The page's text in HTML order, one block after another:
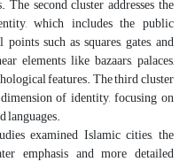
The second cluster addresses the
which includes the public
such as squares, gates, and
elements like bazaars, palaces,
features. The third cluster
of identity, focusing on
languages.
examined Islamic cities, the
emphasis and more detailed